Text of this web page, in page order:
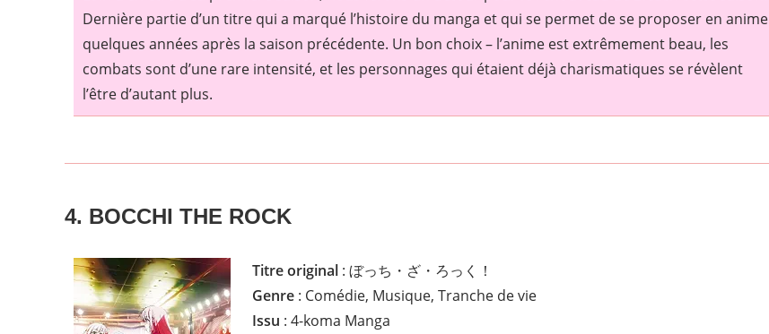
Dernière partie d’un titre qui a marqué l’histoire du manga et qui se permet de se proposer en anime
quelques années après la saison précédente. Un bon choix – l’anime est extrêmement beau, les
combats sont d’une rare intensité, et les personnages qui étaient déjà charismatiques se révèlent
l’être d’autant plus.
4. BOCCHI THE ROCK
Titre original : ぼっち・ざ・ろっく！
Genre : Comédie, Musique, Tranche de vie
Issu : 4-koma Manga